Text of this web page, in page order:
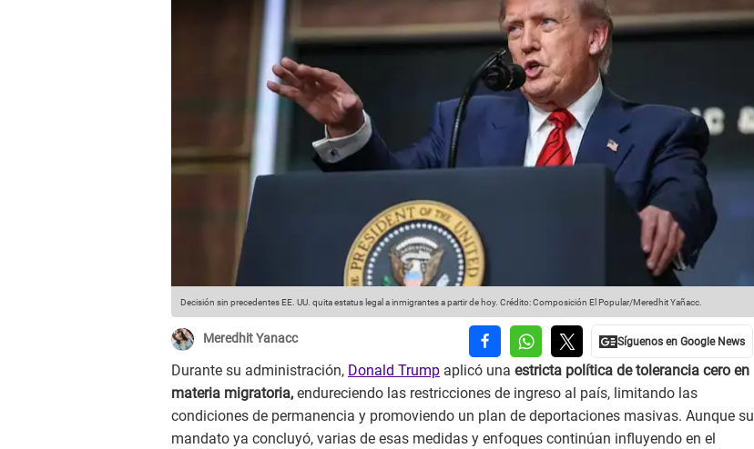
Decisión sin precedentes EE. UU. quita estatus legal a inmigrantes a partir de hoy. Crédito: Composición El Popular/Meredhit Yañacc.
Meredhit Yanacc
Durante su administración, Donald Trump aplicó una estricta política de tolerancia cero en
materia migratoria, endureciendo las restricciones de ingreso al país, limitando las
condiciones de permanencia y promoviendo un plan de deportaciones masivas. Aunque su
mandato ya concluyó, varias de esas medidas y enfoques continúan influyendo en el